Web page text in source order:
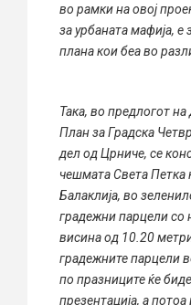
во рамки на овој
за урбаната мафија, е
плана кои беа во
Така, во предлогот
План за Градска
дел од Црниче, се
чешмата Света Петка
Балаклија, во
градежни парцели со
висина од 10.20
градежните парцели
по празниците ќе
презентација, а